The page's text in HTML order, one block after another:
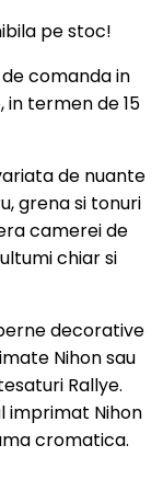
pe stoc!
comanda in
termen de 15
de nuante
grena si tonuri
camerei de
chiar si
decorative
Nihon sau
Rallye.
imprimat Nihon
cromatica.